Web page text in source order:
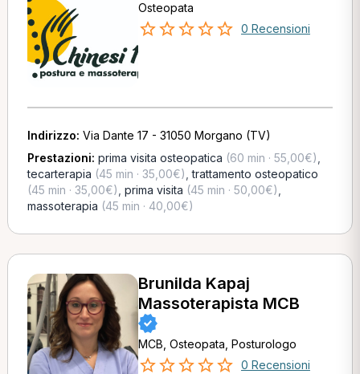
Osteopata
0 Recensioni
Indirizzo: Via Dante 17 - 31050 Morgano (TV)
Prestazioni: prima visita osteopatica (60 min · 55,00€)
tecarterapia (45 min · 35,00€) ,trattamento osteopatico
(45 min · 35,00€) prima visita (45 min · 50,00€)
massoterapia (45 min · 40,00€)
Brunilda Kapaj
Massoterapista MCB
MCB, Osteopata, Posturologo
0 Recensioni